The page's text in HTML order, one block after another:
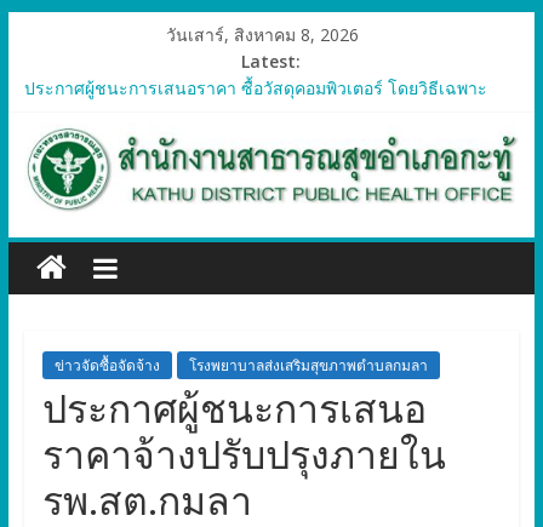
วันเสาร์, สิงหาคม 8, 2026
Latest:
ประกาศผู้ชนะการเสนอราคา ซื้อวัสดุคอมพิวเตอร์ โดยวิธีเฉพาะ
ประกาศผู้ชนะการเสนอราคา จัดซื้อวัสดุทางการแพทย์สำหรับ
โครงการป้องกันควบคุมโรคติดต่อและภัยสุขภาพในแรงงานต่างด้าว
อำเภอกะทู้ ปี 2569
เจาะจง
ประกาศผู้ชนะการเสนอรา ซื้อวัสดุงานบ้านงานครัว โดยวิธีเฉพาะ
เจาะจง
เจาะจงข่าวจัดซื้อจัดจ้าง โรงพยาบาลส่งเสริมสุขภาพตำบลกมลา
ประกาศผู้ชนะการเสนอ
ราคาจ้างปรับปรุงภายใน
รพ.สต.กมลา